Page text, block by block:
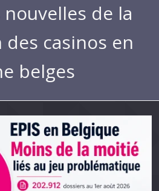
de la
casinos en
belges